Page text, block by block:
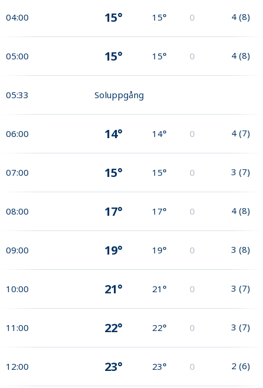
04:00 15° 15° 0 4 (8)
05:00 15° 15° 0 4 (8)
05:33 Soluppgång
06:00 14° 14° 0 4 (7)
07:00 15° 15° 0 3 (7)
08:00 17° 17° 0 4 (8)
09:00 19° 19° 0 3 (8)
10:00 21° 21° 0 3 (7)
11:00 22° 22° 0 3 (7)
12:00 23° 23° 0 2 (6)